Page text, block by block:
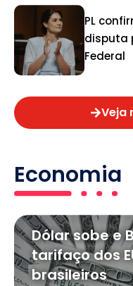
PL
disputa
Federal
Veja
Economia
Dólar sobe e
tarifaço dos
brasileiros